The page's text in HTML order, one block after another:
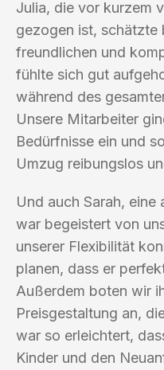
Julia, die vor kurzem
gezogen ist, schätzte
freundlichen und
fühlte sich gut
während des
Unsere Mitarbeiter
Bedürfnisse ein und
Umzug reibungslos
Und auch Sarah, eine
war begeistert von
unserer Flexibilität
planen, dass er
Außerdem boten wir
Preisgestaltung an,
war so erleichtert,
Kinder und den